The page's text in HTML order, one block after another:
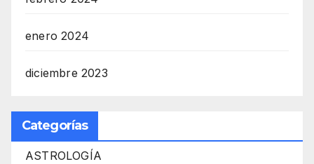
enero 2024
diciembre 2023
Categorías
ASTROLOGÍA